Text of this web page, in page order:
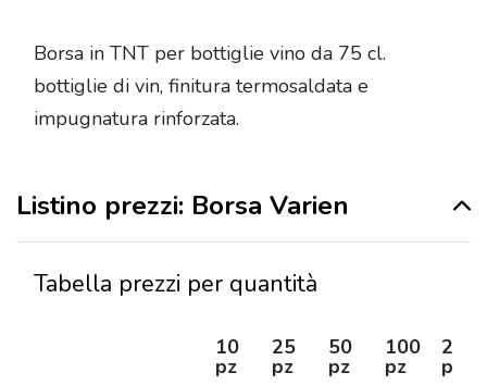
Borsa in TNT per bottiglie vino da 75 cl.
bottiglie di vin, finitura termosaldata e
impugnatura rinforzata.
Listino prezzi: Borsa Varien
Tabella prezzi per quantità
10
pz
25
pz
50
pz
100
pz
250
pz